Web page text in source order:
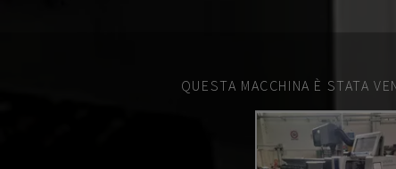
QUESTA MACCHINA È STATA